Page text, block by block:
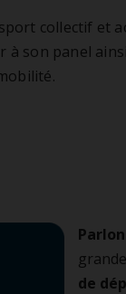
gestion desincitatifs
collectif et
son panel ainsi
de